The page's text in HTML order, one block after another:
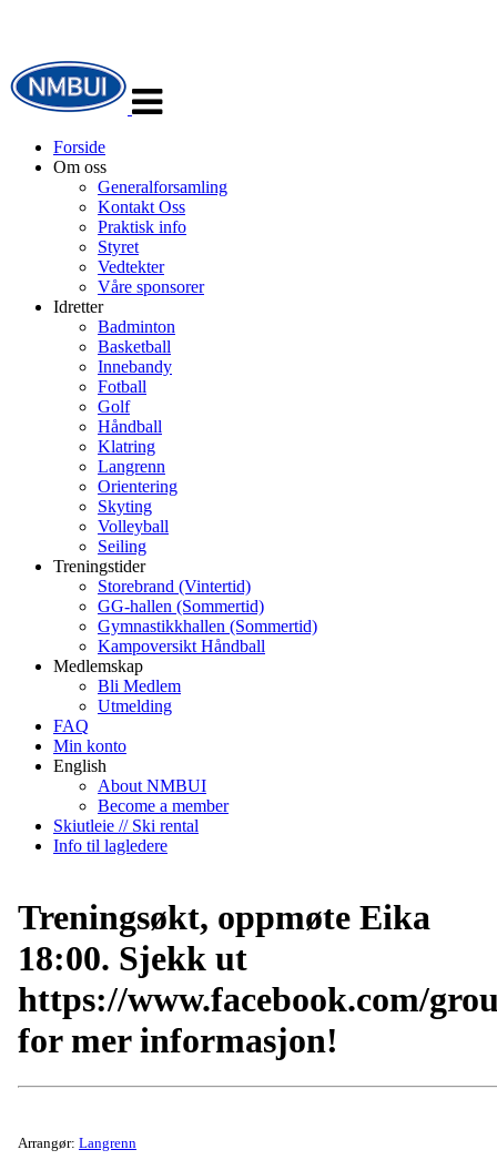
navigasjon
Forside
Om oss
Generalforsamling
Kontakt Oss
Praktisk info
Styret
Vedtekter
Våre sponsorer
Idretter
Badminton
Basketball
Innebandy
Fotball
Golf
Håndball
Klatring
Langrenn
Orientering
Skyting
Volleyball
Seiling
Treningstider
Storebrand (Vintertid)
GG-hallen (Sommertid)
Gymnastikkhallen (Sommertid)
Kampoversikt Håndball
Medlemskap
Bli Medlem
Utmelding
FAQ
Min konto
English
About NMBUI
Become a member
Skiutleie // Ski rental
Info til lagledere
Treningsøkt, oppmøte Eika
18:00. Sjekk ut
https://www.facebook.com/
for mer informasjon!
Arrangør: Langrenn